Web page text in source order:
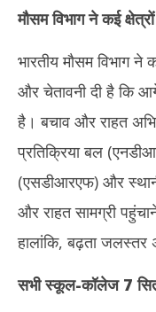
मौसम विभाग ने कई
भारतीय मौसम विभाग ने
और चेतावनी दी है कि
है। बचाव और राहत
प्रतिक्रिया बल
(एसडीआरएफ) और
और राहत सामग्री
हालांकि, बढ़ता जलस्तर
सभी स्कूल-कॉलेज 7